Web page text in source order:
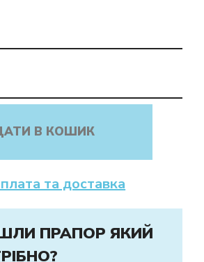
В КОШИК
та доставка
ПРАПОР ЯКИЙ